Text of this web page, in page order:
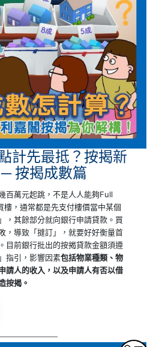
計先最抵？按揭新
按揭成數篇
百萬元起跳，不是人人能夠Full
樓，通常都是先支付樓價當中某個
，其餘部分就向銀行申請貸款。買
，導致「撻訂」，就要好好衡量首
目前銀行批出的按揭貸款金額須遵
指引，影響因素包括物業種類、物
請人的收入，以及申請人有否以借
按揭。